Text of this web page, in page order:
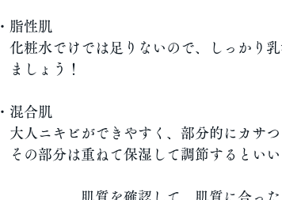
・脂性肌
化粧水でけでは足りないので、しっかり
ましょう！
・混合肌
大人ニキビができやすく、部分的にカサつ
その部分は重ねて保湿して調節するといい
肌質を確認して、肌質に合ったスキ